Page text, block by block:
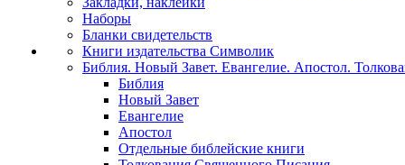
Наборы
Бланки свидетельств
Книги издательства Символик
Библия. Новый Завет. Евангелие. Апостол.
Библия
Новый Завет
Евангелие
Апостол
Отдельные библейские книги